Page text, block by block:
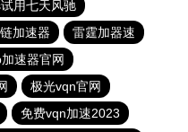
用七天风驰
加速器
雷霆加器速
速器官网
极光vqn官网
免费vqn加速2023